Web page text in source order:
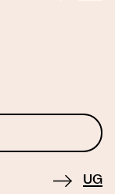
UG